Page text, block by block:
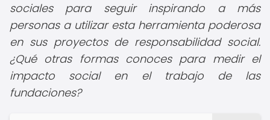
sociales para seguir inspirando a más
personas a utilizar esta herramienta poderosa
en sus proyectos de responsabilidad social.
¿Qué otras formas conoces para medir el
impacto social en el trabajo de las
fundaciones?